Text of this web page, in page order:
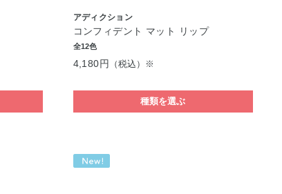
アディクション
コンフィデント マット リップ
全12色
4,180円 （税込）※
種類を選ぶ